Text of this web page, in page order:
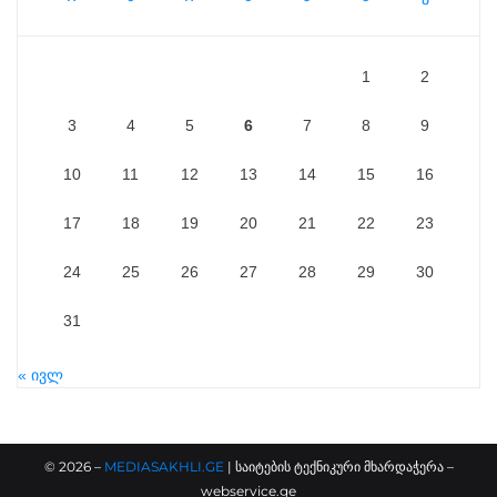
1 2
3 4 5 6 7 8 9
10 11 12 13 14 15 16
17 18 19 20 21 22 23
24 25 26 27 28 29 30
31
« ივლ
© 2026– MEDIASAKHLI.GE| საიტების ტექნიკური მხარდაჭერა –
webservice.ge